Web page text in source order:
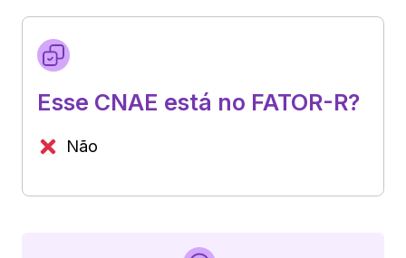
Esse CNAE está no FATOR-R?
Não